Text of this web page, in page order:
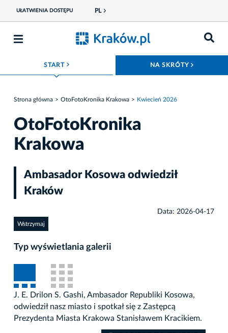
UŁATWIENIA DOSTĘPU PL
START ROZWIŃ MENU NA SKRÓTY
Strona główna OtoFotoKronika Krakowa Kwiecień 2026
OtoFotoKronika
Krakowa
Ambasador Kosowa odwiedził
Kraków
Data: 2026-04-17
Wstrzymaj
Typ wyświetlania galerii
J. E. Drilon S. Gashi, Ambasador Republiki Kosowa,
odwiedził nasz miasto i spotkał się z Zastępcą
Prezydenta Miasta Krakowa Stanisławem Kracikiem.